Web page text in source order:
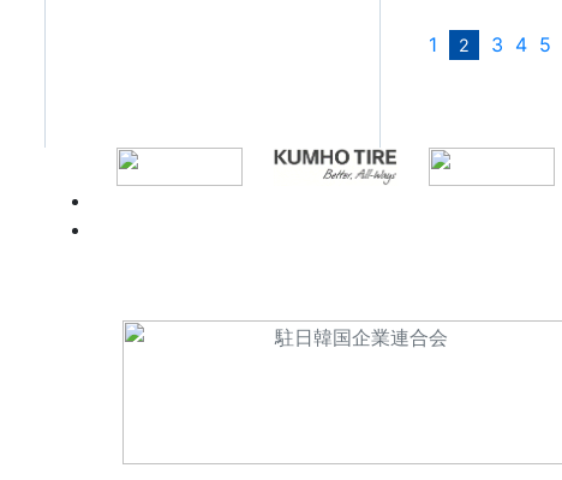
1 2 3 4 5